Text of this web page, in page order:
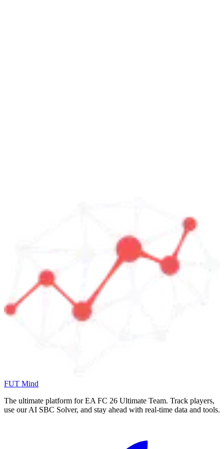
FUT Mind
The ultimate platform for EA FC 26 Ultimate Team. Track players,
use our AI SBC Solver, and stay ahead with real-time data and tools.